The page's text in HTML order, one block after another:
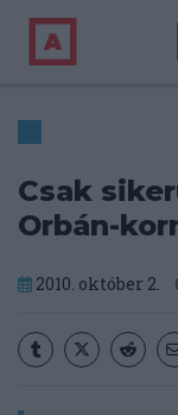
Csak
Orbán-
2010. október 2.